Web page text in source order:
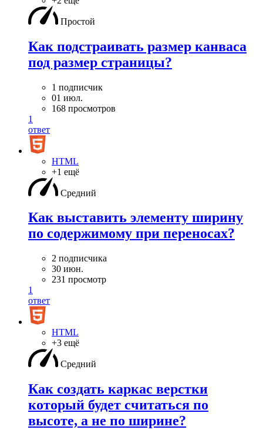
Простой
Как подстраивать размер канваса
под размер страницы?
1 подписчик
01 июл.
168 просмотров
1
ответ
HTML
+1 ещё
Средний
Как выставить элементу ширину
по содержимому при переносах?
2 подписчика
30 июн.
231 просмотр
1
ответ
HTML
+3 ещё
Средний
Как создать каркас верстки
который будет считаться по
высоте, а не по ширине?